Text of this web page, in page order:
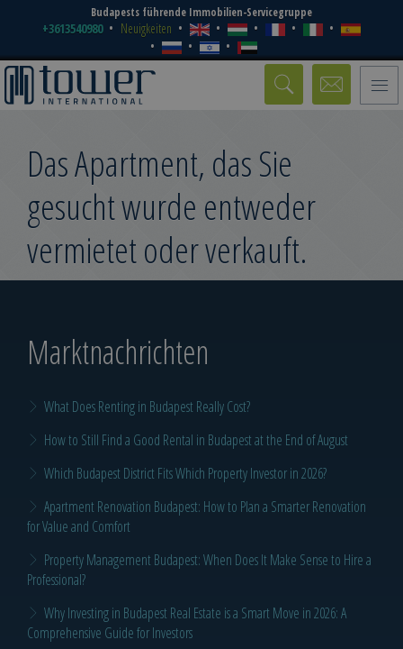
Budapests führende Immobilien-Servicegruppe
+3613540980 Neuigkeiten
Toggle
Das Apartment, das Sie
gesucht wurde entweder
vermietet oder verkauft.
Marktnachrichten
What Does Renting in Budapest Really Cost?
How to Still Find a Good Rental in Budapest at the End of August
Which Budapest District Fits Which Property Investor in 2026?
Apartment Renovation Budapest: How to Plan a Smarter Renovation
for Value and Comfort
Property Management Budapest: When Does It Make Sense to Hire a
Professional?
Why Investing in Budapest Real Estate is a Smart Move in 2026: A
Comprehensive Guide for Investors